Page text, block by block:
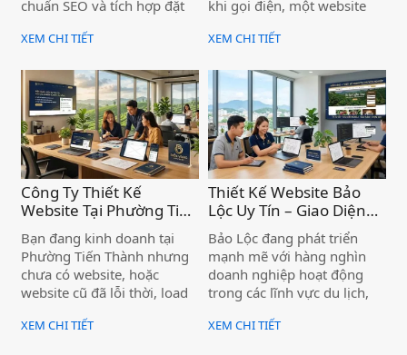
chuẩn SEO và tích hợp đặt
sở của bạn tiếp cận khách
Google.
XEM CHI TIẾT
khi gọi điện, một website
nghiệp không còn là "có thì
doanh nghiệp được tin
tưởng và lựa chọn. Nếu bạn
đang kinh doanh tại xã Vĩnh
Hảo mà chưa có website,
hoặc website cũ đã lỗi thời,
bạn đang để đối thủ vượt
lên phía trước mỗi ngày.
XEM CHI TIẾT
Công Ty Thiết Kế
Website Tại Phường Tiến
Thành – Chuẩn SEO,
Hiệu Quả Cho Doanh
Nghiệp )
Bạn đang kinh doanh tại
Phường Tiến Thành nhưng
chưa có website, hoặc
website cũ đã lỗi thời, load
từ Google? Đây là bài toán
XEM CHI TIẾT
Thiết Kế Website Bảo
Lộc Uy Tín – Giao Diện
Đẹp, Hỗ Trợ Tận Tâm )
Bảo Lộc đang phát triển
mạnh mẽ với hàng nghìn
doanh nghiệp hoạt động
trong các lĩnh vực du lịch,
vụ và bất động sản. Trong
XEM CHI TIẾT